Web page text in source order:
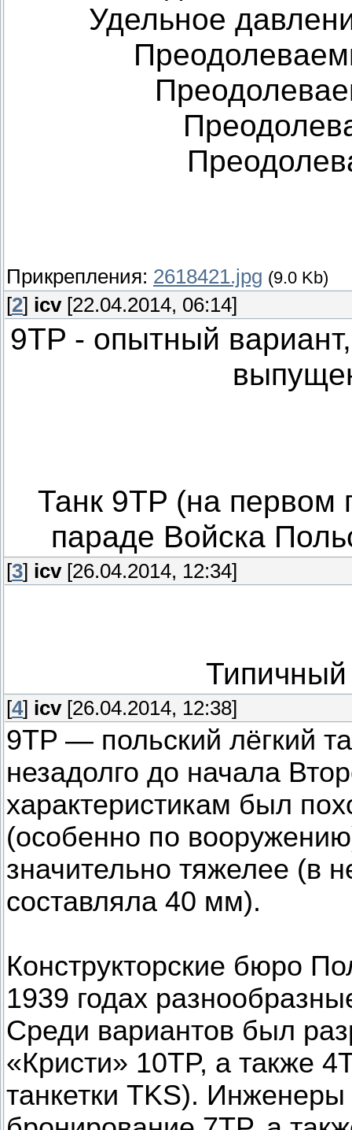
Удельное
Прикрепления: 2618421.jpg (9.0 Kb)
[2] icv[22.04.2014, 06:14]
9TP - опытный
Танк 9TP (на первом
параде Войска
[3] icv[26.04.2014, 12:34]
[4] icv[26.04.2014, 12:38]
9TP — польский лёгкий
незадолго до начала
характеристикам был
(особенно по
значительно тяжелее (в
составляла 40 мм).
Конструкторские бюро
1939 годах
Среди вариантов был
«Кристи» 10TP, а также
танкетки TKS).